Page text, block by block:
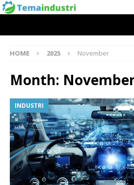
HOME 2025 November
Month:
INDUSTRI